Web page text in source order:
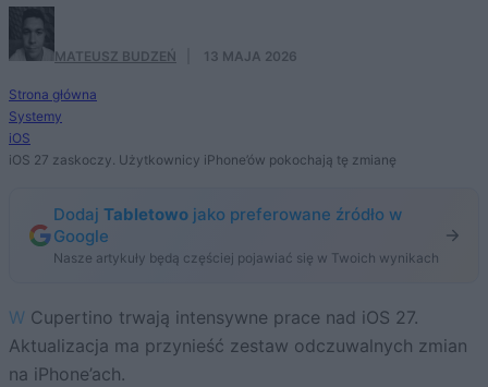
MATEUSZ BUDZEŃ 13 MAJA 2026
Strona główna
Systemy
iOS
iOS 27 zaskoczy. Użytkownicy iPhone’ów pokochają tę zmianę
Dodaj Tabletowo jako preferowane źródło w
Google
Nasze artykuły będą częściej pojawiać się w Twoich wynikach
W Cupertino trwają intensywne prace nad iOS 27.
Aktualizacja ma przynieść zestaw odczuwalnych zmian
na iPhone’ach.